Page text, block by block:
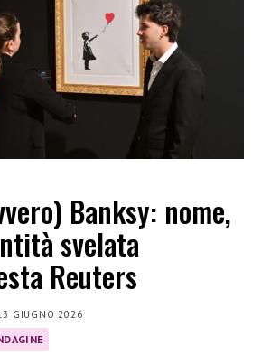
Banksy: nome,
svelata
Reuters
GIUGNO 2026